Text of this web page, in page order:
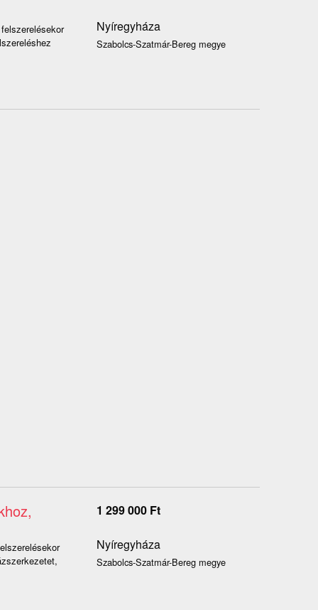
Nyíregyháza
Szabolcs-Szatmár-Bereg megye
1 299 000 Ft
Nyíregyháza
Szabolcs-Szatmár-Bereg megye